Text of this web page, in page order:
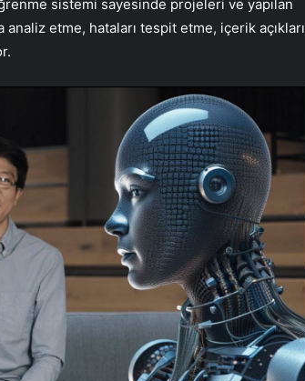
sistemi sayesinde projeleri ve yapılan
etme, hataları tespit etme, içerik açıkları